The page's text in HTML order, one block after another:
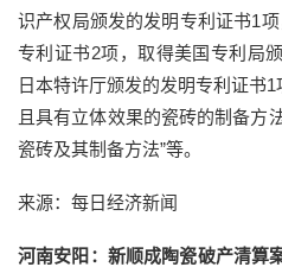
识产权局颁发的发明专利证书1
专利证书2项，取得美国专利局
日本特许厅颁发的发明专利证书
且具有立体效果的瓷砖的制备方
瓷砖及其制备方法”等。
来源：每日经济新闻
河南安阳：新顺成陶瓷破产清算